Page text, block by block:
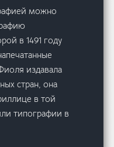
можно
в 1491 году
издавала
стран, она
в той
типографии в